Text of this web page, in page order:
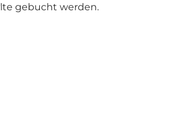
gebucht werden.